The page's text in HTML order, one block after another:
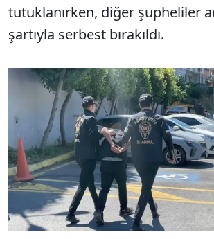
tutuklanırken, diğer şüpheliler
şartıyla serbest bırakıldı.